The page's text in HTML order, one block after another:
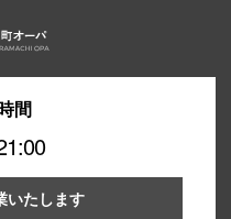
間
いたします